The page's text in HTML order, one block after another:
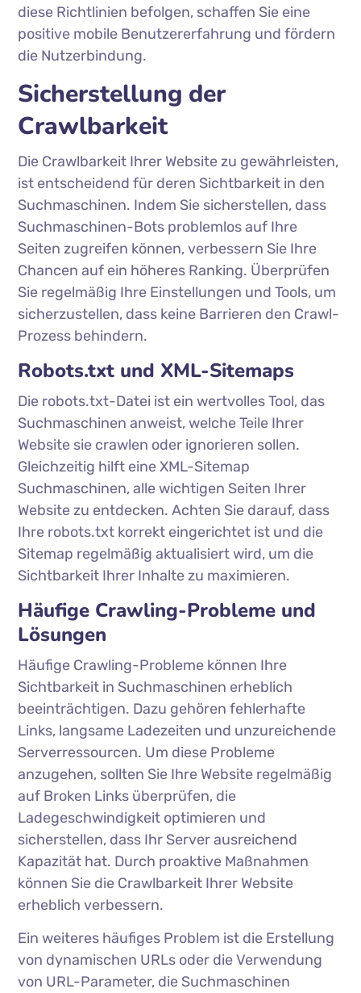
diese Richtlinien befolgen, schaffen Sie eine
positive mobile Benutzererfahrung und fördern
die Nutzerbindung.
Sicherstellung der
Crawlbarkeit
Die Crawlbarkeit Ihrer Website zu gewährleisten,
ist entscheidend für deren Sichtbarkeit in den
Suchmaschinen. Indem Sie sicherstellen, dass
Suchmaschinen-Bots problemlos auf Ihre
Seiten zugreifen können, verbessern Sie Ihre
Chancen auf ein höheres Ranking. Überprüfen
Sie regelmäßig Ihre Einstellungen und Tools, um
sicherzustellen, dass keine Barrieren den Crawl-
Prozess behindern.
Robots.txt und XML-Sitemaps
Die robots.txt-Datei ist ein wertvolles Tool, das
Suchmaschinen anweist, welche Teile Ihrer
Website sie crawlen oder ignorieren sollen.
Gleichzeitig hilft eine XML-Sitemap
Suchmaschinen, alle wichtigen Seiten Ihrer
Website zu entdecken. Achten Sie darauf, dass
Ihre robots.txt korrekt eingerichtet ist und die
Sitemap regelmäßig aktualisiert wird, um die
Sichtbarkeit Ihrer Inhalte zu maximieren.
Häufige Crawling-Probleme und
Lösungen
Häufige Crawling-Probleme können Ihre
Sichtbarkeit in Suchmaschinen erheblich
beeinträchtigen. Dazu gehören fehlerhafte
Links, langsame Ladezeiten und unzureichende
Serverressourcen. Um diese Probleme
anzugehen, sollten Sie Ihre Website regelmäßig
auf Broken Links überprüfen, die
Ladegeschwindigkeit optimieren und
sicherstellen, dass Ihr Server ausreichend
Kapazität hat. Durch proaktive Maßnahmen
können Sie die Crawlbarkeit Ihrer Website
erheblich verbessern.
Ein weiteres häufiges Problem ist die Erstellung
von dynamischen URLs oder die Verwendung
von URL-Parameter, die Suchmaschinen